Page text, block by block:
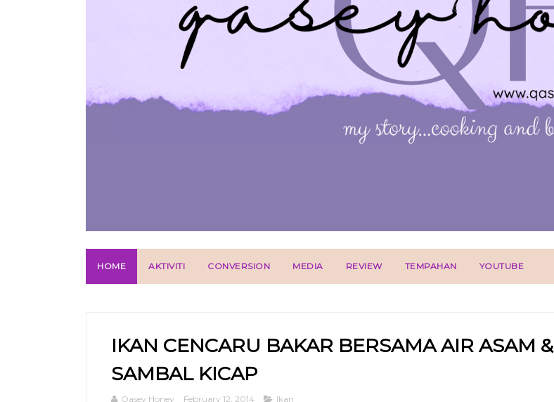
HOME AKTIVITI CONVERSION MEDIA REVIEW TEMPAHAN YOUTUBE
IKAN CENCARU BAKAR BERSAMA AIR ASAM &
SAMBAL KICAP
Qasey Honey February 12, 2014 Ikan